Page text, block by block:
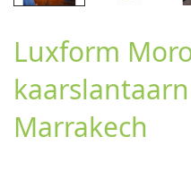
Luxform
Marrakech